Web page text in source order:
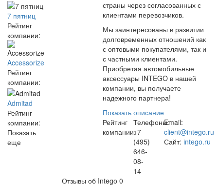
7 пятниц
Рейтинг
компании:
Accessorize
Рейтинг
компании:
Admitad
Рейтинг
компании:
Показать
еще
страны через согласованных с
клиентами перевозчиков.
Мы заинтересованы в развитии
долговременных отношений как
с оптовыми покупателями, так и
с частными клиентами.
Приобретая автомобильные
аксессуары INTEGO в нашей
компании, вы получаете
надежного партнера!
Показать описание
Рейтинг
компании:
Телефоны:
+7
(495)
646-
08-
14
Email:
client@intego.ru
Сайт: intego.ru
Отзывы об Intego 0